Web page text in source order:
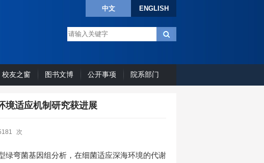
中文 ENGLISH
校友之窗 图书文博 公开事项 院系部门
适应机制研究获进展
次
绿弯菌基因组分析，在细菌适应深海环境的代谢